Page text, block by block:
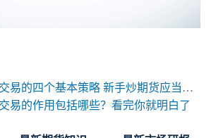
的四个基本策略 新手炒期货应当避免的行为
易的作用包括哪些？看完你就明白了